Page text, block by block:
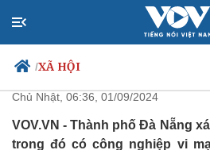
/XÃ HỘI
Đà Nẵng đào tạo
mạch bán dẫn
Chủ Nhật, 06:36, 01/09/2024
VOV.VN - Thành phố Đà Nẵng
trong đó có công nghiệp vi